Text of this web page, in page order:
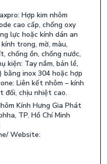
Hợp kim nhôm
cao cấp, chống oxy
lực hoặc kính dán an
trong, mờ, màu,
chống ồn, chống nước,
kiện: Tay nắm, bản lề,
inox 304 hoặc hợp
Liên kết nhôm – kính
đối, chịu nhiệt cao.
Kính Hưng Gia Phát
TP. Hồ Chí Minh
Website: